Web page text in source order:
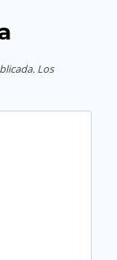
Los